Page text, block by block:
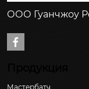
ООО Гуанчжоу

Мастербатч